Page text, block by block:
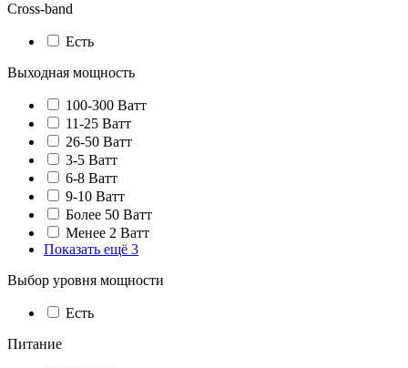
Cross-band
Есть
Выходная мощность
100-300 Ватт
11-25 Ватт
26-50 Ватт
3-5 Ватт
6-8 Ватт
9-10 Ватт
Более 50 Ватт
Менее 2 Ватт
Показать ещё 3
Выбор уровня мощности
Есть
Питание